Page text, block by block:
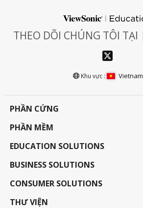
THEO DÕI CHÚNG TÔI TẠI
Khu vực : Vietnam
PHẦN CỨNG
PHẦN MỀM
EDUCATION SOLUTIONS
BUSINESS SOLUTIONS
CONSUMER SOLUTIONS
THƯ VIỆN